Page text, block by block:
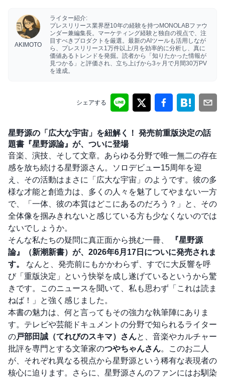
AKIMOTO
ライター紹介:
プレスリリース業界歴10年の経験を持つMONOLABファウ
ンダー兼編集長。マーケティング経験と独自の視点で、注
目すべきプロダクトを厳選。最新のAIツールも活用しなが
ら、プレスリリース1万件以上/月を効率的に分析し、真に
価値あるトレンドを発掘。読者から「知りたかった情報が
見つかる」と評価され、立ち上げから3ヶ月で月間30万PV
を達成。
シェアする
星野源の「広大な宇宙」を紐解く！ 発売前重版決定の話
題書『星野源論』が、ついに登場
音楽、演技、そして文章。あらゆる分野で唯一無二の存在
感を放ち続ける星野源さん。ソロデビュー15周年を迎
え、その活動はまさに「広大な宇宙」のようです。彼の多
様な才能と創造力は、多くの人々を魅了してやまない一方
で、「一体、彼の本質はどこにあるのだろう？」と、その
全体像を掴みきれないと感じている方も少なくないのでは
ないでしょうか。
そんな私たちの疑問に真正面から挑む一冊、
『星野源
論』（新潮新書）が、2026年6月17日についに発売されま
す。
なんと、発売前にもかかわらず、すでに大反響を呼
び「重版決定」という快挙を成し遂げているというから驚
きです。このニュースを聞いて、私も思わず「これは読ま
ねば！」と強く感じました。
本書の魅力は、何と言ってもその強力な執筆陣にありま
す。テレビや芸能ドキュメントの分野で知られるライター
の戸部田誠（てれびのスキマ）さんと、音楽やカルチャー
批評を専門とする文筆家のつやちゃんさん。このお二人
が、それぞれ異なる視点から星野源という稀有な表現者の
核心に迫ります。さらに、星野源さんのファンにはお馴染